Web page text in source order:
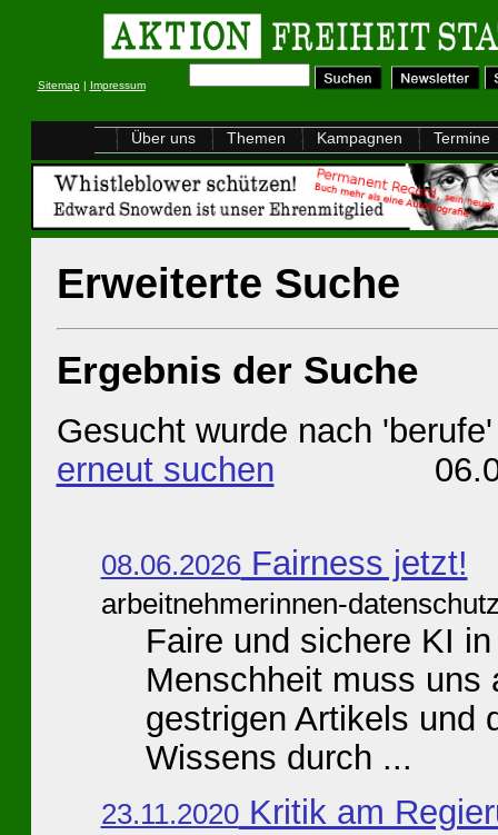
Sitemap| Impressum
Über uns Themen Kampagnen Termine
Erweiterte Suche
Ergebnis der Suche
Gesucht wurde nach 'berufe'
erneut suchen
08.06.2026Fairness jetzt!
arbeitnehmerinnen-
Faire und sichere KI
Menschheit muss uns
gestrigen Artikels und
Wissens durch ...
23.11.2020Kritik am